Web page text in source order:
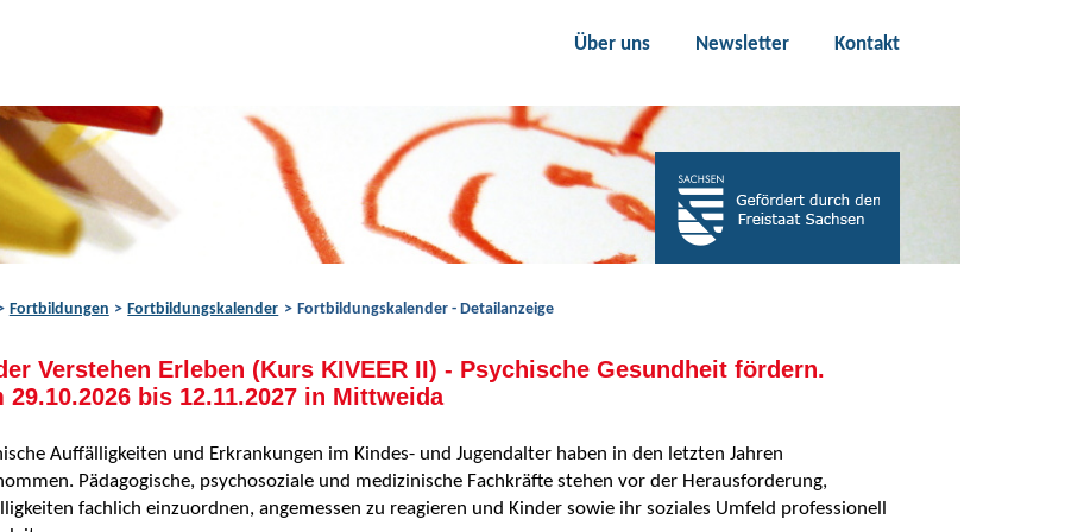
Über uns
Newsletter Kontakt
Fortbildungen Fortbildungskalender Fortbildungskalender - Detailanzeige
Verstehen Erleben (Kurs KIVEER II) - Psychische Gesundheit fördern.
29.10.2026 bis 12.11.2027 in Mittweida
Auffälligkeiten und Erkrankungen im Kindes- und Jugendalter haben in den letzten Jahren
Pädagogische, psychosoziale und medizinische Fachkräfte stehen vor der Herausforderung,
fachlich einzuordnen, angemessen zu reagieren und Kinder sowie ihr soziales Umfeld professionell